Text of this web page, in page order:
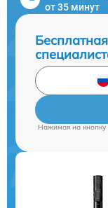
от 35 минут
Нажимая на кнопку